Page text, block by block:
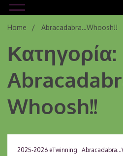
Home Abracadabra…Whoosh!!
Κατηγορία:
Whoosh!!
2025-2026 eTwinning